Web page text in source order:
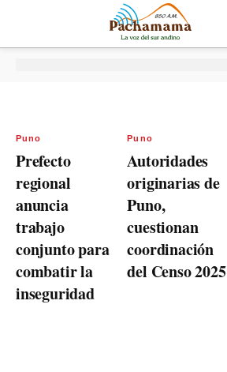
Puno
Prefecto
regional
anuncia
trabajo
conjunto para
combatir la
inseguridad
Puno
Autoridades
originarias de
Puno,
cuestionan
coordinación
del Censo 2025